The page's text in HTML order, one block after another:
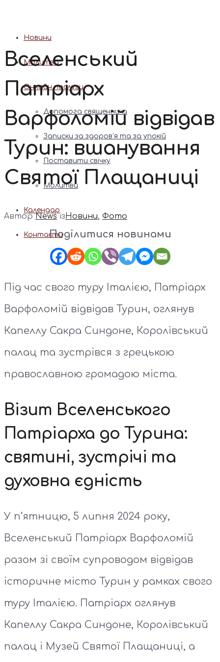
Новини
Молитва
Онлайн послуги
Допомога священника
Записки за здоров’я та за упокій
Поставити свічку
Молитви
Календар
Контакти
Вселенський
Патріарх
Варфоломій відвідав
Турин: вшанування
Святої Плащаниці
АвторNews ізНовини, Фото
Поділитися новинами
Під час свого туру Італією, Патріарх
Варфоломій відвідав Турин, оглянув
Капеллу Сакра Синдоне, Королівський
палац та зустрівся з грецькою
православною громадою міста.
Візит Вселенського
Патріарха до Турина:
святині, зустрічі та
духовна єдність
У п’ятницю, 5 липня 2024 року,
Вселенський Патріарх Варфоломій
разом зі своїм супроводом відвідав
історичне місто Турин у рамках свого
туру Італією. Патріарх оглянув
Капеллу Сакра Синдоне, Королівський
палац і Музей Святої Плащаниці, а